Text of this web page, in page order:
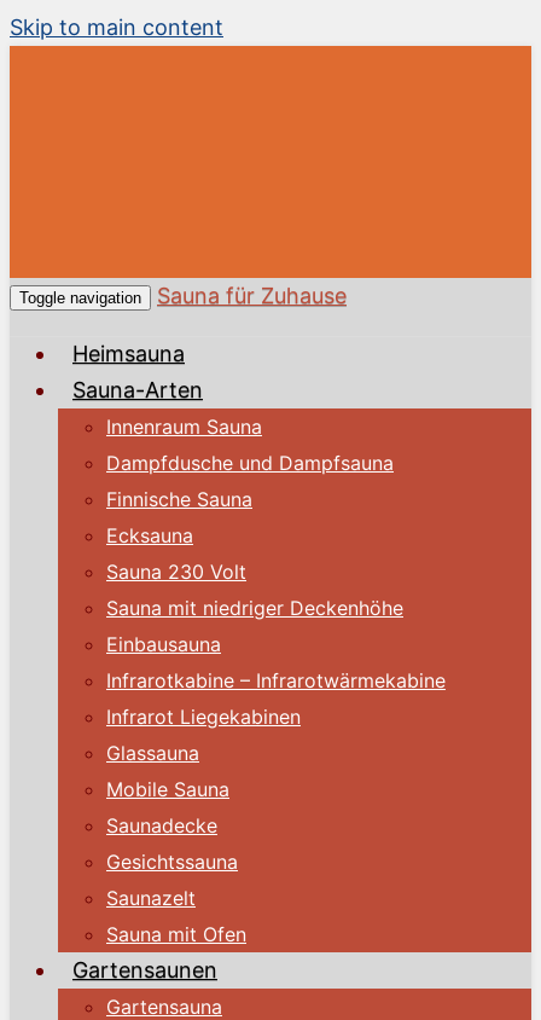
Skip to main content
Toggle navigation Sauna für Zuhause
Heimsauna
Sauna-Arten
Innenraum Sauna
Dampfdusche und Dampfsauna
Finnische Sauna
Ecksauna
Sauna 230 Volt
Sauna mit niedriger Deckenhöhe
Einbausauna
Infrarotkabine – Infrarotwärmekabine
Infrarot Liegekabinen
Glassauna
Mobile Sauna
Saunadecke
Gesichtssauna
Saunazelt
Sauna mit Ofen
Gartensaunen
Gartensauna